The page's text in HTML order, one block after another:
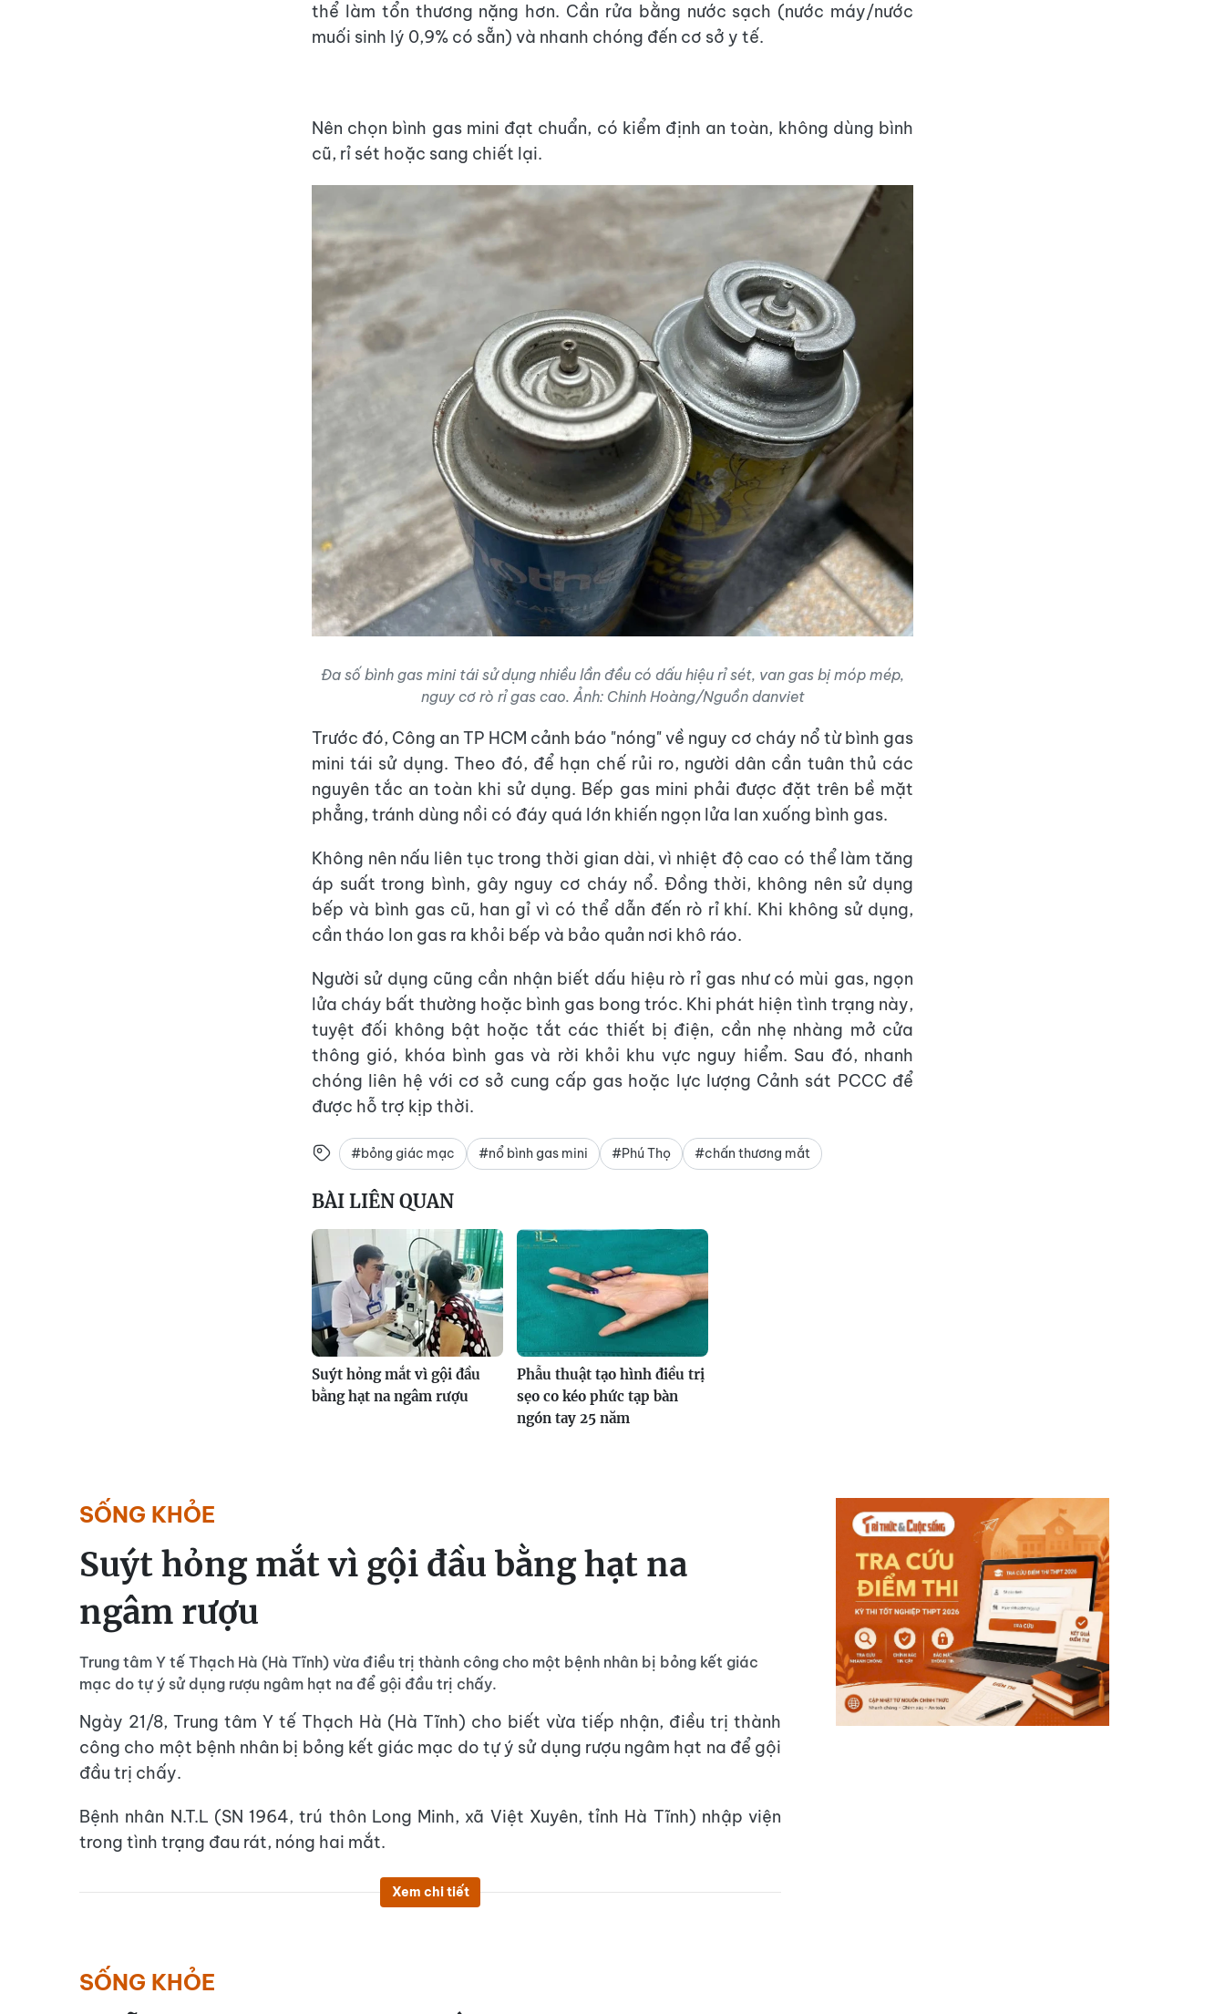
thể làm tổn thương nặng hơn. Cần rửa bằng nước sạch (nước máy/nước
muối sinh lý 0,9% có sẵn) và nhanh chóng đến cơ sở y tế.
Nên chọn bình gas mini đạt chuẩn, có kiểm định an toàn, không dùng bình
cũ, rỉ sét hoặc sang chiết lại.
Đa số bình gas mini tái sử dụng nhiều lần đều có dấu hiệu rỉ sét, van gas bị móp mép,
nguy cơ rò rỉ gas cao. Ảnh: Chinh Hoàng/Nguồn danviet
Trước đó, Công an TP HCM cảnh báo "nóng" về nguy cơ cháy nổ từ bình gas
mini tái sử dụng. Theo đó, để hạn chế rủi ro, người dân cần tuân thủ các
nguyên tắc an toàn khi sử dụng. Bếp gas mini phải được đặt trên bề mặt
phẳng, tránh dùng nồi có đáy quá lớn khiến ngọn lửa lan xuống bình gas.
Không nên nấu liên tục trong thời gian dài, vì nhiệt độ cao có thể làm tăng
áp suất trong bình, gây nguy cơ cháy nổ. Đồng thời, không nên sử dụng
bếp và bình gas cũ, han gỉ vì có thể dẫn đến rò rỉ khí. Khi không sử dụng,
cần tháo lon gas ra khỏi bếp và bảo quản nơi khô ráo.
Người sử dụng cũng cần nhận biết dấu hiệu rò rỉ gas như có mùi gas, ngọn
lửa cháy bất thường hoặc bình gas bong tróc. Khi phát hiện tình trạng này,
tuyệt đối không bật hoặc tắt các thiết bị điện, cần nhẹ nhàng mở cửa
thông gió, khóa bình gas và rời khỏi khu vực nguy hiểm. Sau đó, nhanh
chóng liên hệ với cơ sở cung cấp gas hoặc lực lượng Cảnh sát PCCC để
được hỗ trợ kịp thời.
#bỏng giác mạc #nổ bình gas mini #Phú Thọ #chấn thương mắt
BÀI LIÊN QUAN
Suýt hỏng mắt vì gội đầu
bằng hạt na ngâm rượu
Phẫu thuật tạo hình điều trị
sẹo co kéo phức tạp bàn
ngón tay 25 năm
SỐNG KHỎE
Suýt hỏng mắt vì gội đầu bằng hạt na
ngâm rượu
Trung tâm Y tế Thạch Hà (Hà Tĩnh) vừa điều trị thành công cho một bệnh nhân bị bỏng kết giác
mạc do tự ý sử dụng rượu ngâm hạt na để gội đầu trị chấy.
Ngày 21/8, Trung tâm Y tế Thạch Hà (Hà Tĩnh) cho biết vừa tiếp nhận, điều trị thành
công cho một bệnh nhân bị bỏng kết giác mạc do tự ý sử dụng rượu ngâm hạt na để gội
đầu trị chấy.
Bệnh nhân N.T.L (SN 1964, trú thôn Long Minh, xã Việt Xuyên, tỉnh Hà Tĩnh) nhập viện
trong tình trạng đau rát, nóng hai mắt.
Xem chi tiết
SỐNG KHỎE